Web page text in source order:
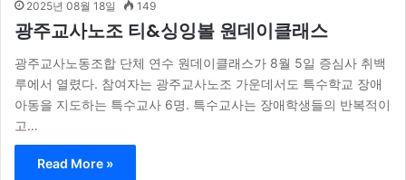
2025년 08월 18일 149
광주교사노조 티&싱잉볼 원데이클래스
광주교사노동조합 단체 연수 원데이클래스가 8월 5일 증심사 취백
루에서 열렸다. 참여자는 광주교사노조 가운데서도 특수학교 장애
아동을 지도하는 특수교사 6명. 특수교사는 장애학생들의 반복적이
고…
Read More »